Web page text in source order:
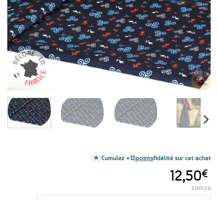
favoris
12,50€
EFFACER
Cumulez +12pointsfidélité sur cet achat